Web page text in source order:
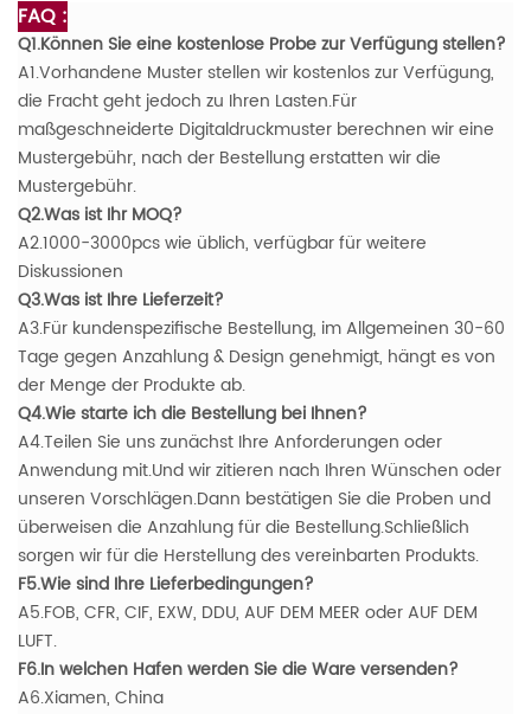
FAQ :
Q1.Können Sie eine kostenlose Probe zur Verfügung stellen?
A1.Vorhandene Muster stellen wir kostenlos zur Verfügung,
die Fracht geht jedoch zu Ihren Lasten.Für
maßgeschneiderte Digitaldruckmuster berechnen wir eine
Mustergebühr, nach der Bestellung erstatten wir die
Mustergebühr.
Q2.Was ist Ihr MOQ?
A2.1000-3000pcs wie üblich, verfügbar für weitere
Diskussionen
Q3.Was ist Ihre Lieferzeit?
A3.Für kundenspezifische Bestellung, im Allgemeinen 30-60
Tage gegen Anzahlung & Design genehmigt, hängt es von
der Menge der Produkte ab.
Q4.Wie starte ich die Bestellung bei Ihnen?
A4.Teilen Sie uns zunächst Ihre Anforderungen oder
Anwendung mit.Und wir zitieren nach Ihren Wünschen oder
unseren Vorschlägen.Dann bestätigen Sie die Proben und
überweisen die Anzahlung für die Bestellung.Schließlich
sorgen wir für die Herstellung des vereinbarten Produkts.
F5.Wie sind Ihre Lieferbedingungen?
A5.FOB, CFR, CIF, EXW, DDU, AUF DEM MEER oder AUF DEM
LUFT.
F6.In welchen Hafen werden Sie die Ware versenden?
A6.Xiamen, China